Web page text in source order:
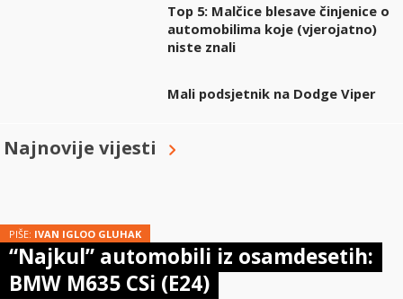
Top 5: Malčice blesave činjenice o
automobilima koje (vjerojatno)
niste znali
Mali podsjetnik na Dodge Viper
Najnovije vijesti
PIŠE: IVAN IGLOO GLUHAK
“Najkul” automobili iz osamdesetih:
BMW M635 CSi (E24)